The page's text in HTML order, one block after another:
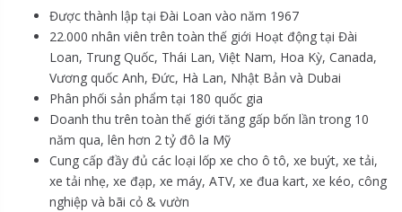
Được thành lập tại Đài Loan vào năm 1967
22.000 nhân viên trên toàn thế giới Hoạt động tại Đài
Loan, Trung Quốc, Thái Lan, Việt Nam, Hoa Kỳ, Canada,
Vương quốc Anh, Đức, Hà Lan, Nhật Bản và Dubai
Phân phối sản phẩm tại 180 quốc gia
Doanh thu trên toàn thế giới tăng gấp bốn lần trong 10
năm qua, lên hơn 2 tỷ đô la Mỹ
Cung cấp đầy đủ các loại lốp xe cho ô tô, xe buýt, xe tải,
xe tải nhẹ, xe đạp, xe máy, ATV, xe đua kart, xe kéo, công
nghiệp và bãi cỏ & vườn